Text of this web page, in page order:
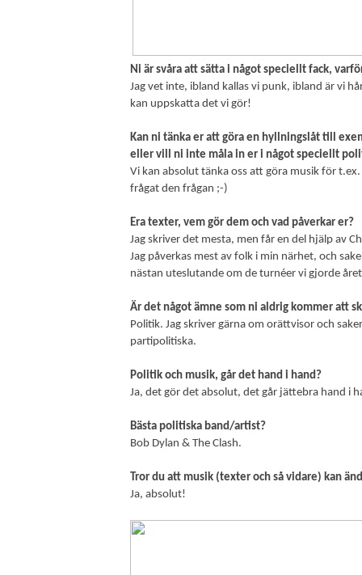
Ni är svåra att sätta i något speciellt fack,
Jag vet inte, ibland kallas vi punk, ibland är vi
kan uppskatta det vi gör!
Kan ni tänka er att göra en hyllningslåt till
eller vill ni inte måla in er i något speciellt
Vi kan absolut tänka oss att göra musik för
frågat den frågan ;-)
Era texter, vem gör dem och vad påverkar er?
Jag skriver det mesta, men får en del hjälp av
Jag påverkas mest av folk i min närhet, och
nästan uteslutande om de turnéer vi gjorde
Är det något ämne som ni aldrig kommer att
Politik. Jag skriver gärna om orättvisor och
partipolitiska.
Politik och musik, går det hand i hand?
Ja, det gör det absolut, det går jättebra hand i
Bästa politiska band/artist?
Bob Dylan & The Clash.
Tror du att musik (texter och så vidare) kan
Ja, absolut!